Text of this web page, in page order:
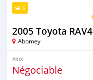
6
2005 Toyota RAV4
Abomey
PRIX
Négociable